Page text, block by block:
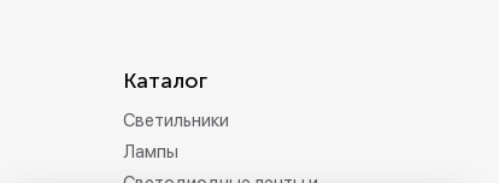
Каталог
Светильники
Лампы